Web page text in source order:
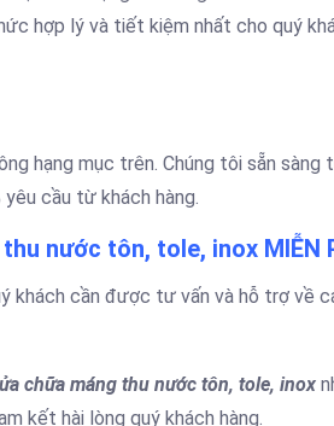
hợp lý và tiết kiệm nhất cho quý
hạng mục trên. Chúng tôi sẵn
cầu từ khách hàng.
nước tôn, tole, inox MIỄN
khách cần được tư vấn và hỗ trợ về
chữa máng thu nước tôn, tole, inox
kết hài lòng quý khách hàng.